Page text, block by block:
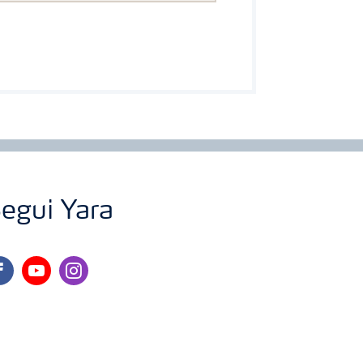
Yara
youtubeinstagram